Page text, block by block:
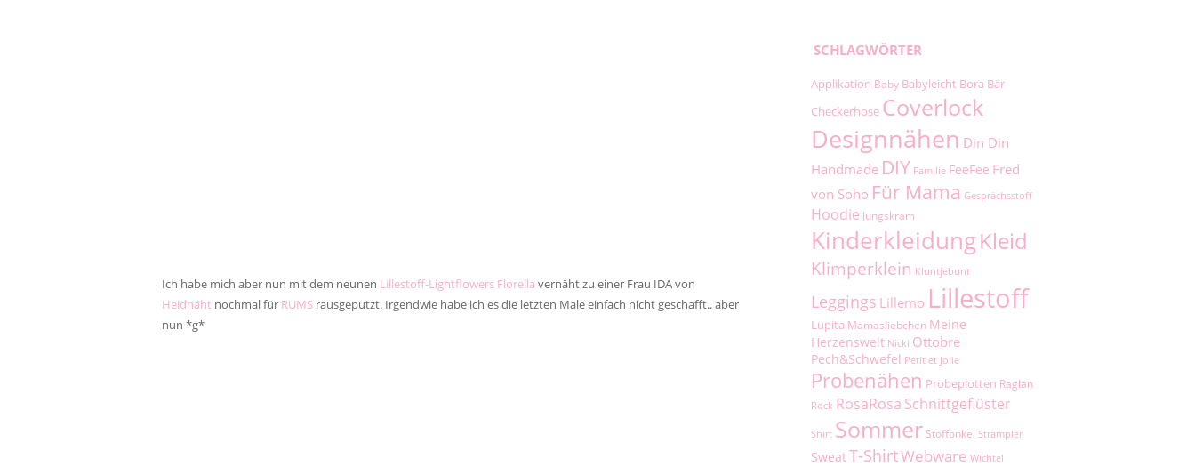
Ich habe mich aber nun mit dem neunen Lillestoff-Lightflowers Florella vernäht zu einer Frau IDA von
Heidnäht nochmal für RUMS rausgeputzt. Irgendwie habe ich es die letzten Male einfach nicht geschafft.. aber
nun *g*
SCHLAGWÖRTER
Applikation Baby Babyleicht Bora Bär
Checkerhose Coverlock
Designnähen Din Din
Handmade DIY Familie FeeFee Fred
von Soho Für Mama Gesprächsstoff
Hoodie Jungskram
KinderkleidungKleid
Klimperklein Kluntjebunt
Leggings Lillemo Lillestoff
Lupita Mamasliebchen Meine
Herzenswelt Nicki Ottobre
Pech&Schwefel Petit et Jolie
Probenähen Probeplotten Raglan
Rock RosaRosa Schnittgeflüster
Shirt Sommer Stoffonkel Strampler
SweatT-ShirtWebware Wichtel